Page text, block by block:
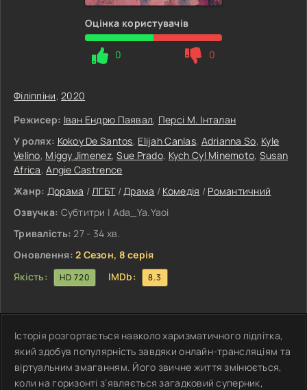
Оцінка користувачів
0 0
Філіппіни,2020
Режисер: Іван Ендрю Паявал, Персі М. Інталан
У ролях: Kokoy De Santos, Elijah Canlas, Adrianna So, Kyle
Velino, Miggy Jimenez,Sue Prado, Kych Cyl Minemoto, Susan
Africa,Angie Castrence
Жанр: Дорама /ЛГБТ/Драма / Комедія / Романтичний
Озвучка: Субтитри | Ada_Ya.Yaoi
Тривалість: 27 - 34 хв.
Оновлення: 2 Сезон, 8 серія
Якість:
HD 720 IMDb: 8.3
Історія розгортається навколо харизматичного підлітка,
який здобув популярність завдяки онлайн-трансляціям та
віртуальним змаганням. Його звичне життя змінюється,
коли на горизонті з’являється загадковий суперник,